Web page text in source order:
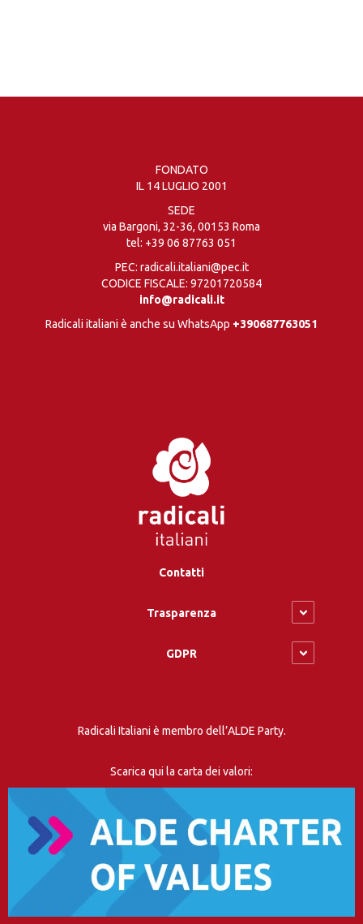
FONDATO
IL 14 LUGLIO 2001
SEDE
via Bargoni, 32-36, 00153 Roma
tel: +39 06 87763 051
PEC: radicali.italiani@pec.it
CODICE FISCALE: 97201720584
info@radicali.it
Radicali italiani è anche su WhatsApp +390687763051
Contatti
Trasparenza
GDPR
Radicali Italiani è membro dell’ALDE Party.
Scarica qui la carta dei valori: